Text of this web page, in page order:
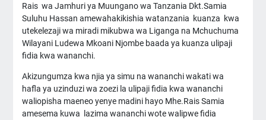
Rais wa Jamhuri ya Muungano wa Tanzania Dkt.Samia
Suluhu Hassan amewahakikishia watanzania kuanza kwa
utekelezaji wa miradi mikubwa wa Liganga na Mchuchuma
Wilayani Ludewa Mkoani Njombe baada ya kuanza ulipaji
fidia kwa wananchi.
Akizungumza kwa njia ya simu na wananchi wakati wa
hafla ya uzinduzi wa zoezi la ulipaji fidia kwa wananchi
waliopisha maeneo yenye madini hayo Mhe.Rais Samia
amesema kuwa lazima wananchi wote walipwe fidia